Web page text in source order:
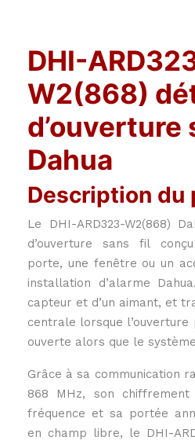
DHI-
W2(868)
d’ouverture
Dahua
Description du
Le DHI-ARD323-W2(868)
d’ouverture sans fil
porte, une fenêtre ou un
installation d’alarme
capteur et d’un aimant, et
centrale lorsque
ouverte alors que le
Grâce à sa communication
868 MHz, son chiffrement
fréquence et sa portée
en champ libre, le DHI-